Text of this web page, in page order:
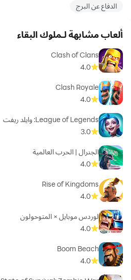
الدفاع عن البرج
ألعاب مشابهة لـملوك البقاء
Clash of Clans
4.0
Clash Royale
4.0
League of Legends: وايلد ريفت
3.0
الجنرال | الحرب العالمية
4.0
Rise of Kingdoms
4.0
لوردس موبايل × المتوحولون
4.0
Boom Beach
4.0